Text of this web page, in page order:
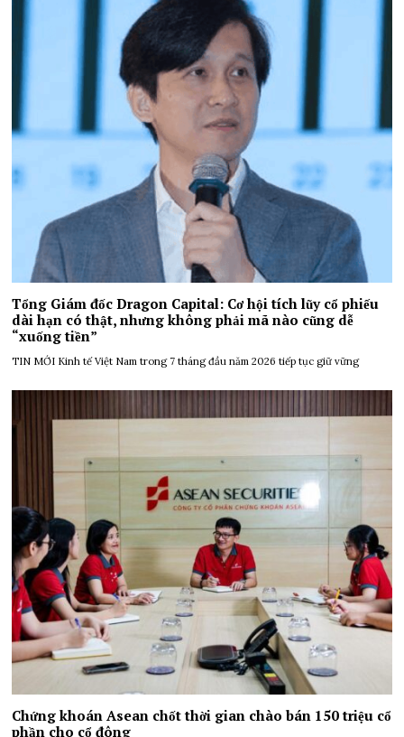
Tổng Giám đốc Dragon Capital: Cơ hội tích lũy cổ phiếu
dài hạn có thật, nhưng không phải mã nào cũng dễ
“xuống tiền”
TIN MỚI Kinh tế Việt Nam trong 7 tháng đầu năm 2026 tiếp tục giữ vững
Chứng khoán Asean chốt thời gian chào bán 150 triệu cổ
phần cho cổ đông